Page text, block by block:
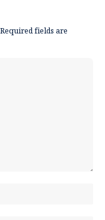
Required fields are